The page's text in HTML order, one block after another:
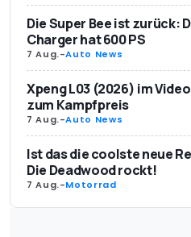
Die Super Bee ist zurück:
Charger hat 600 PS
7 Aug.-Auto News
Xpeng L03 (2026) im
zum Kampfpreis
7 Aug.-Auto News
Ist das die coolste neue
Die Deadwood rockt!
7 Aug.-Motorrad